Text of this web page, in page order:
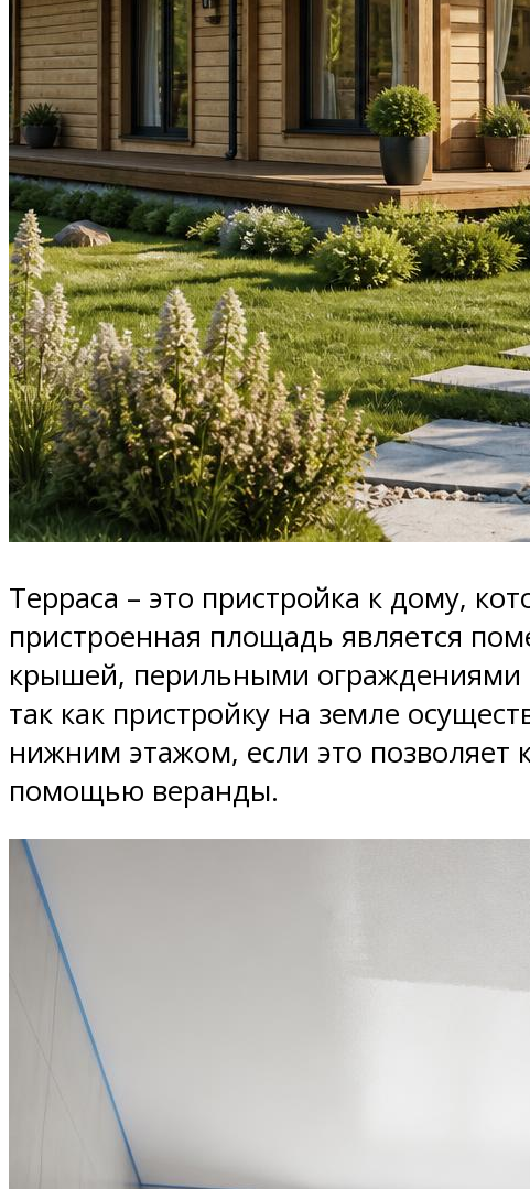
Терраса – это пристройка к дому,
пристроенная площадь является
крышей, перильными ограждениями
так как пристройку на земле
нижним этажом, если это позволяет
помощью веранды.